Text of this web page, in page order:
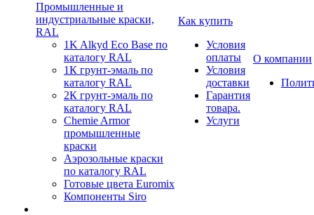
Промышленные и
индустриальные краски,
RAL
1K Alkyd Eco Base по
каталогу RAL
1К грунт-эмаль по
каталогу RAL
2К грунт-эмаль по
каталогу RAL
Chemie Armor
промышленные
краски
Аэрозольные краски
по каталогу RAL
Готовые цвета Euromix
Компоненты Siro
Как купить
Условия
оплаты
Условия
доставки
Гарантия
товара.
Услуги
О компании